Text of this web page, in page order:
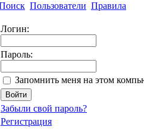
Пользователи Правила
Логин:
Пароль:
Запомнить меня на этом
Забыли свой пароль?
Регистрация